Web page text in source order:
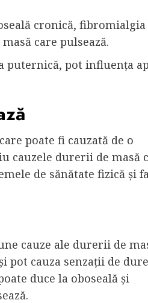
cronică, fibromialgia
care pulsează.
puternică, pot influența
poate fi cauzată de o
cauzele durerii de masă
de sănătate fizică și
cauze ale durerii de
pot cauza senzații de
duce la oboseală și